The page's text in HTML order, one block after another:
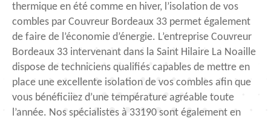
thermique en été comme en hiver, l’isolation de vos
combles par Couvreur Bordeaux 33 permet également
de faire de l’économie d’énergie. L’entreprise Couvreur
Bordeaux 33 intervenant dans la Saint Hilaire La Noaille
dispose de techniciens qualifiés capables de mettre en
place une excellente isolation de vos combles afin que
vous bénéficiiez d’une température agréable toute
l’année. Nos spécialistes à 33190 sont également en